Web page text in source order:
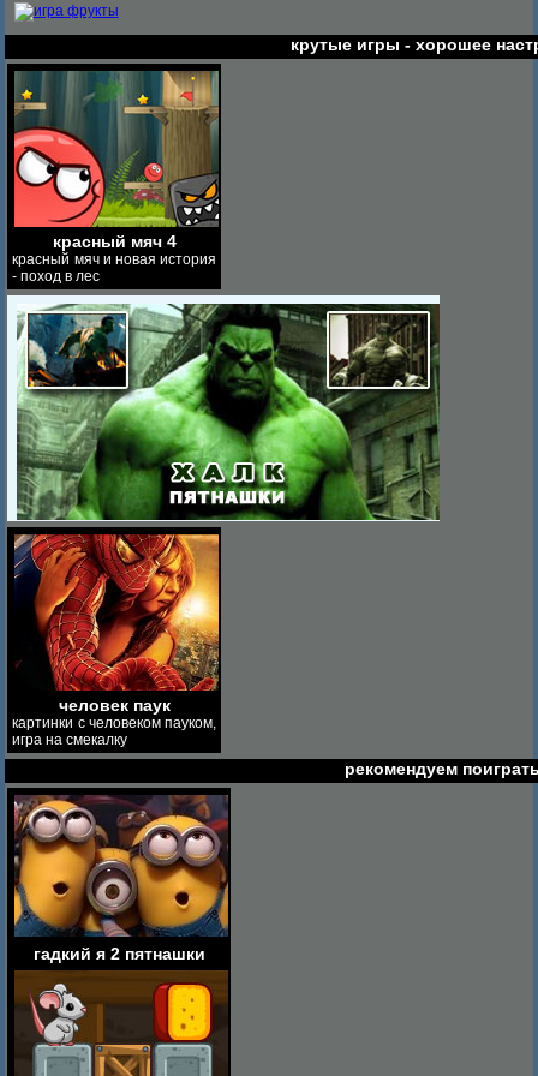
крутые игры - хорошее
красный мяч 4
красный мяч и новая история
- поход в лес
человек паук
картинки с человеком пауком,
игра на смекалку
рекомендуем
гадкий я 2 пятнашки